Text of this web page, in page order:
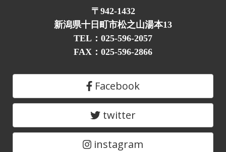
〒942-1432
新潟県十日町市松之山湯本13
TEL：025-596-2057
FAX：025-596-2866
Facebook
twitter
instagram